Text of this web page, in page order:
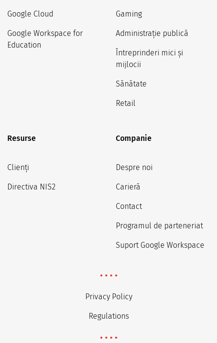
Google Cloud
Google Workspace for
Education
Gaming
Administrație publică
Întreprinderi mici și
mijlocii
Sănătate
Retail
Resurse
Clienți
Directiva NIS2
Companie
Despre noi
Carieră
Contact
Programul de parteneriat
Suport Google Workspace
Privacy Policy
Regulations